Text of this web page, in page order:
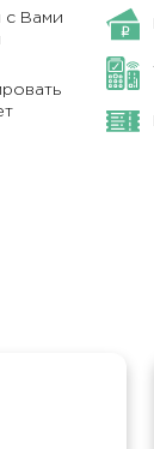
с Вами